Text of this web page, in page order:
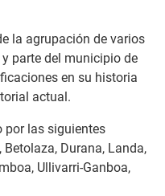
la agrupación de varios
parte del municipio de
en su historia
actual.
por las siguientes
Durana, Landa,
Ullivarri-Ganboa,